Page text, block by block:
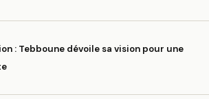
: Tebboune dévoile sa vision pour une